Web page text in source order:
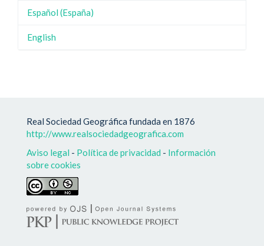
Español (España)
English
Real Sociedad Geográfica fundada en 1876
http://www.realsociedadgeografica.com
Aviso legal - Política de privacidad - Información
sobre cookies